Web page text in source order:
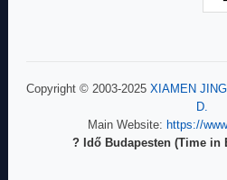
Copyright © 2003-2025 XIAMEN
D.
Main Website: https://
? Idő Budapesten (Time in